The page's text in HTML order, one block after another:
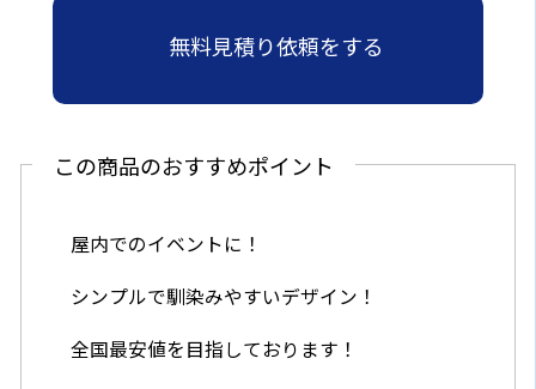
無料見積り依頼をする
この商品のおすすめポイント
屋内でのイベントに！
シンプルで馴染みやすいデザイン！
全国最安値を目指しております！